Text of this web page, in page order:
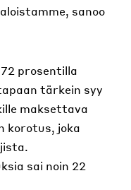
sanoo
prosentilla
tärkein syy
maksettava
korotus, joka
sai noin 22